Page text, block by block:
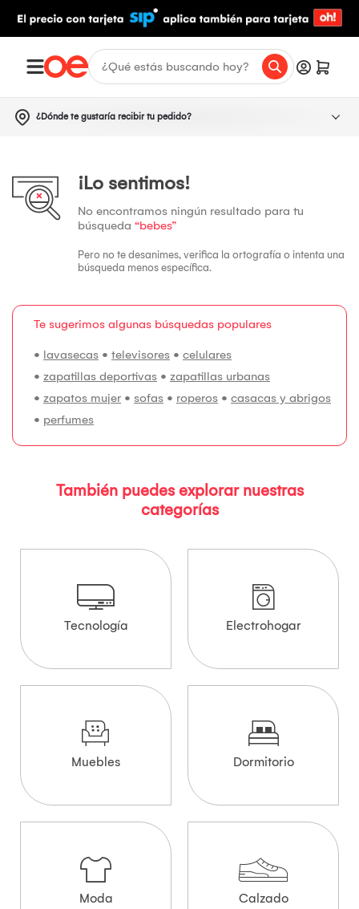
¿Dónde te gustaría recibir tu pedido?
¡Lo sentimos!
No encontramos ningún resultado para tu
búsqueda “bebes”
Pero no te desanimes, verifica la ortografía o intenta una
búsqueda menos específica.
Te sugerimos algunas búsquedas populares
• lavasecas • televisores • celulares
• zapatillas deportivas • zapatillas urbanas
• zapatos mujer • sofas • roperos • casacas y abrigos
• perfumes
También puedes explorar nuestras
categorías
Tecnología Electrohogar
Muebles Dormitorio
Moda Calzado